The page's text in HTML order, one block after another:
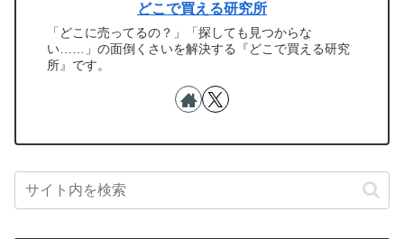
どこで買える研究所
「どこに売ってるの？」「探しても見つからな
い……」の面倒くさいを解決する『どこで買える研究
所』です。